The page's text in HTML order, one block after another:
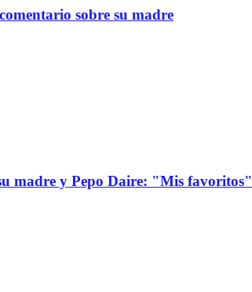
sobre su madre
madre y Pepo Daire: "Mis favoritos"